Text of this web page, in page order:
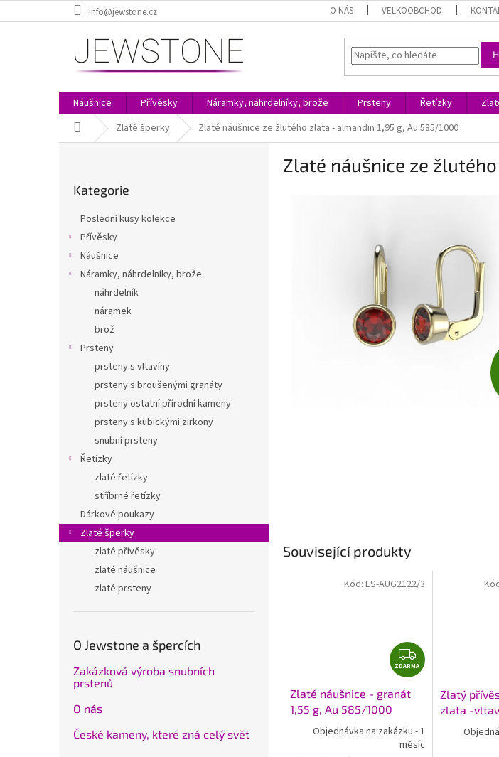
na
info@jewstone.cz O NÁS VELKOOBCHOD
Náušnice Přívěsky Náramky, náhrdelníky, brože Prsteny Řetízky
Domů Zlaté šperky Zlaté náušnice ze žlutého zlata - almandin 1,95 g, Au 585/1000
kategorie
Kategorie
Poslední kusy kolekce
Přívěsky
Náušnice
Náramky, náhrdelníky, brože
náhrdelník
náramek
brož
Prsteny
prsteny s vltavíny
prsteny s broušenými granáty
prsteny ostatní přírodní kameny
prsteny s kubickými zirkony
snubní prsteny
Řetízky
zlaté řetízky
stříbrné řetízky
Dárkové poukazy
Zlaté šperky
zlaté přívěsky
zlaté náušnice
zlaté prsteny
O Jewstone a špercích
Zakázková výroba snubních
prstenů
O nás
České kameny, které zná celý svět
Zlaté náušnice ze
Související produkty
Z
D
A
ZDARMA
Zlaté náušnice - granát
1,55 g, Au 585/1000
Objednávka na zakázku - 1
měsíc
Kód: ES-AUG2122/3
Zlatý
zlata -
g, Au 585/